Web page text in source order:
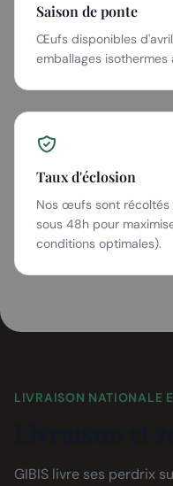
Saison de ponte
Œufs disponibles
emballages
Taux d'éclosion
Nos œufs sont
sous 48h pour
conditions optimales).
LIVRAISON NATIONALE
GIBIS livre ses perdrix